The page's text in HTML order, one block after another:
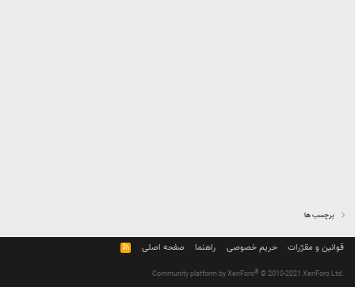
برچسب ها
قوانین و مقرّرات حریم خصوصی راهنما صفحه اصلی
R
S
Community platform by XenForo® © 2010-2021 XenForo Ltd.